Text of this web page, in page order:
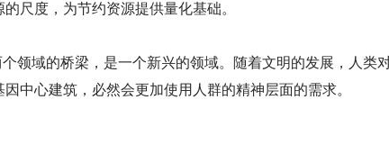
尺度，为节约资源提供量化基础。
领域的桥梁，是一个新兴的领域。随着文明的发展，人类
因中心建筑，必然会更加使用人群的精神层面的需求。